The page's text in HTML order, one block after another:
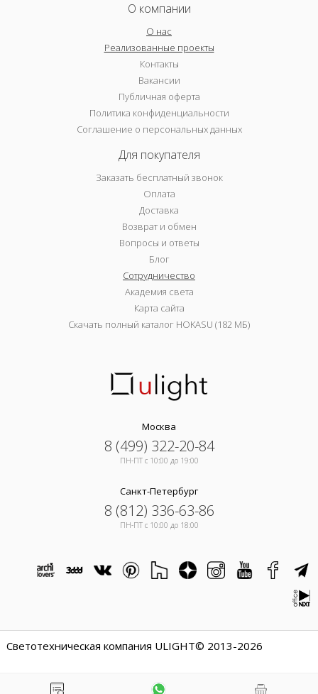
О компании
О нас
Реализованные проекты
Контакты
Вакансии
Публичная оферта
Политика конфиденциальности
Соглашение о персональных данных
Для покупателя
Заказать бесплатный звонок
Оплата
Доставка
Возврат и обмен
Вопросы и ответы
Блог
Сотрудничество
Академия света
Карта сайта
Скачать полный каталог HOKASU (182 МБ)
Москва
8 (499) 322-20-84
ПН-ПТ c 10:00 до 19:00
Санкт-Петербург
8 (812) 336-63-86
ПН-ПТ c 10:00 до 18:00
Светотехническая компания ULIGHT© 2013-2026